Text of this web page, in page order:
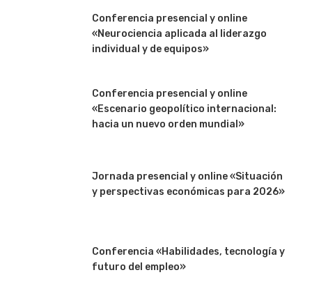
Conferencia presencial y online
«Neurociencia aplicada al liderazgo
individual y de equipos»
Conferencia presencial y online
«Escenario geopolítico internacional:
hacia un nuevo orden mundial»
Jornada presencial y online «Situación
y perspectivas económicas para 2026»
Conferencia «Habilidades, tecnología y
futuro del empleo»